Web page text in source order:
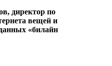
директор по
вещей и
«билайн